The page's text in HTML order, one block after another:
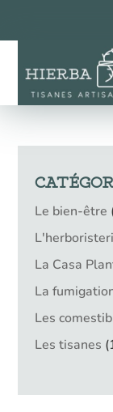
Le bien-être
La Casa
La
Les
Les tisanes